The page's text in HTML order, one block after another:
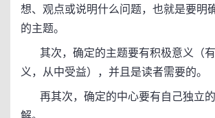
想、观点或说明什么问题，也就是要明
的主题。
其次，确定的主题要有积极意义（
义，从中受益），并且是读者需要的。
再其次，确定的中心要有自己独立的
解。